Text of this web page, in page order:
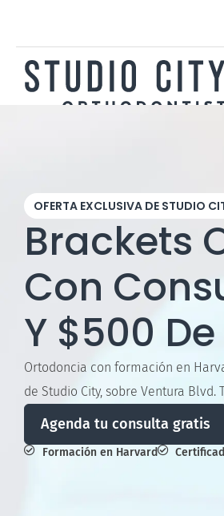
OFERTA EXCLUSIVA DE STUDIO
Brackets
Con
Y $500
Ortodoncia con formación en
de Studio City, sobre Ventura
Agenda tu consulta gratis
Formación en Harvard